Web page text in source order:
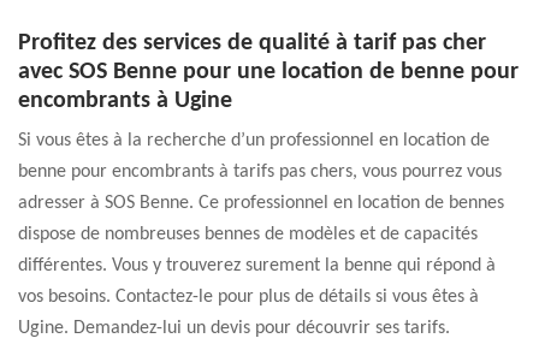
Profitez des services de qualité à tarif pas cher
avec SOS Benne pour une location de benne pour
encombrants à Ugine
Si vous êtes à la recherche d’un professionnel en location de
benne pour encombrants à tarifs pas chers, vous pourrez vous
adresser à SOS Benne. Ce professionnel en location de bennes
dispose de nombreuses bennes de modèles et de capacités
différentes. Vous y trouverez surement la benne qui répond à
vos besoins. Contactez-le pour plus de détails si vous êtes à
Ugine. Demandez-lui un devis pour découvrir ses tarifs.